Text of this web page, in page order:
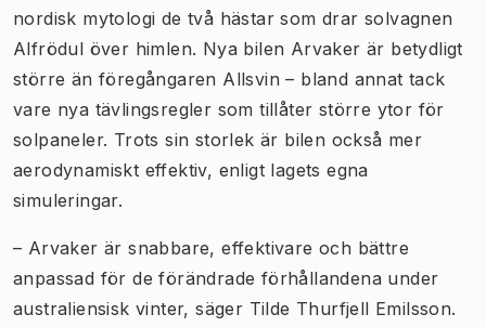
nordisk mytologi de två hästar som drar solvagnen
Alfrödul över himlen. Nya bilen Arvaker är betydligt
större än föregångaren Allsvin – bland annat tack
vare nya tävlingsregler som tillåter större ytor för
solpaneler. Trots sin storlek är bilen också mer
aerodynamiskt effektiv, enligt lagets egna
simuleringar.
– Arvaker är snabbare, effektivare och bättre
anpassad för de förändrade förhållandena under
australiensisk vinter, säger Tilde Thurfjell Emilsson.